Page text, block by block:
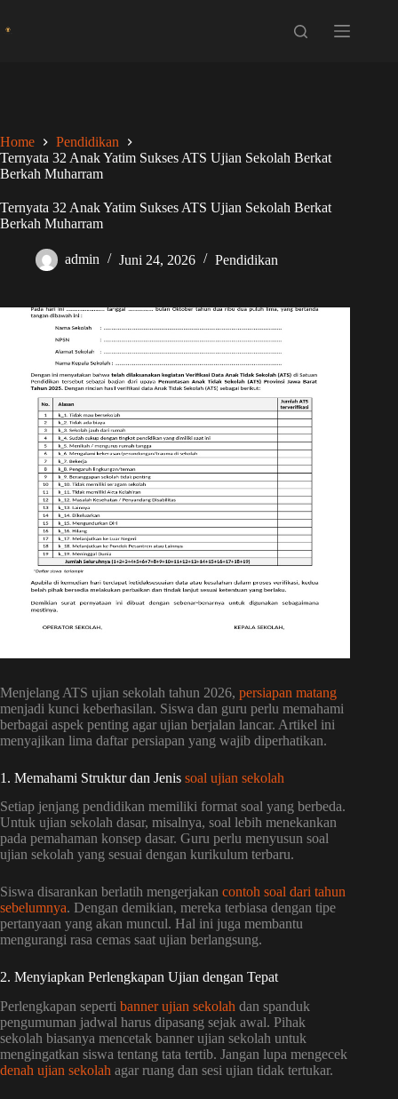
Home
Pendidikan
Ternyata 32 Anak Yatim Sukses ATS Ujian Sekolah Berkat
Berkah Muharram
Ternyata 32 Anak Yatim Sukses ATS Ujian Sekolah Berkat
Berkah Muharram
admin Juni 24, 2026 Pendidikan
Menjelang ATS ujian sekolah tahun 2026, persiapan matang
menjadi kunci keberhasilan. Siswa dan guru perlu memahami
berbagai aspek penting agar ujian berjalan lancar. Artikel ini
menyajikan lima daftar persiapan yang wajib diperhatikan.
1. Memahami Struktur dan Jenis soal ujian sekolah
Setiap jenjang pendidikan memiliki format soal yang berbeda.
Untuk ujian sekolah dasar, misalnya, soal lebih menekankan
pada pemahaman konsep dasar. Guru perlu menyusun soal
ujian sekolah yang sesuai dengan kurikulum terbaru.
Siswa disarankan berlatih mengerjakan contoh soal dari tahun
sebelumnya. Dengan demikian, mereka terbiasa dengan tipe
pertanyaan yang akan muncul. Hal ini juga membantu
mengurangi rasa cemas saat ujian berlangsung.
2. Menyiapkan Perlengkapan Ujian dengan Tepat
Perlengkapan seperti banner ujian sekolah dan spanduk
pengumuman jadwal harus dipasang sejak awal. Pihak
sekolah biasanya mencetak banner ujian sekolah untuk
mengingatkan siswa tentang tata tertib. Jangan lupa mengecek
denah ujian sekolah agar ruang dan sesi ujian tidak tertukar.